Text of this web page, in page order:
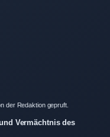
der Redaktion gepruft.
Vermächtnis des